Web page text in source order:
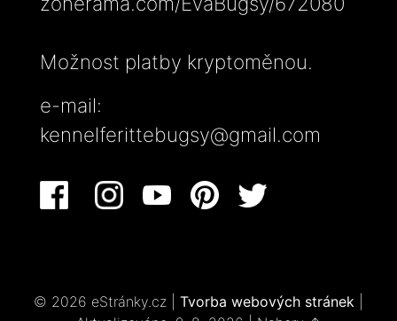
Možnost platby kryptoměnou.
e-mail:
kennelferittebugsy@gmail.com
© 2026 eStránky.cz Tvorba webových stránek